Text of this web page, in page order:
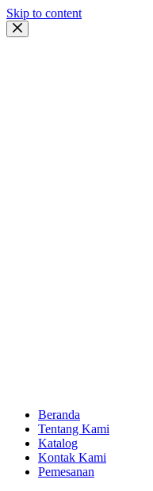
Skip to content
Beranda
Tentang Kami
Katalog
Kontak Kami
Pemesanan